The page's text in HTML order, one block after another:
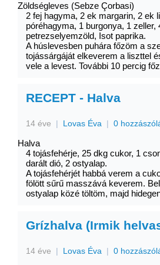
Zöldségleves (Sebze Çorbasi)
2 fej hagyma, 2 ek margarin, 2 ek
póréhagyma, 1 burgonya, 1
petrezselyemzöld, Isot paprika.
A húslevesben puhára főzöm a
tojássárgáját elkeverem a liszttel
vele a levest. További 10 percig
RECEPT - Halva
14 éve | Lovas Éva | 0
Halva
4 tojásfehérje, 25 dkg cukor, 1
darált dió, 2 ostyalap.
A tojásfehérjét habbá verem a
fölött sűrű masszává keverem.
ostyalap közé töltöm, majd
Grízhalva (Irmik
14 éve | Lovas Éva | 0